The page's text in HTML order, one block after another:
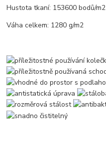
Hustota tkaní: 153600 bodů/m2
Váha celkem: 1280 g/m2